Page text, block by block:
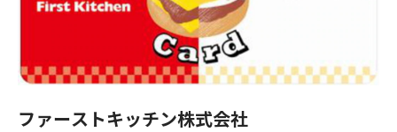
ファーストキッチン株式会社